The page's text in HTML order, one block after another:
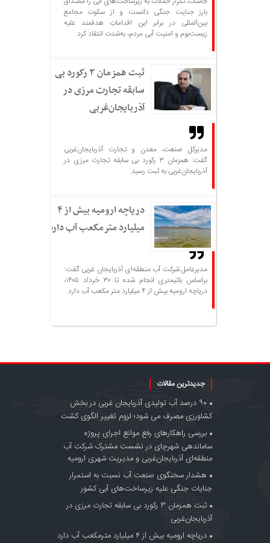
بارز جنایت جنگی دانست و از سکوت مجامع
بین‌المللی در برابر این اقداماتِ هدفمند علیه
زیست‌بوم و امنیت آبی مردم، به‌شدت انتقاد کرد.
ثبت همزمان ۳ رکورد بی
سابقه تجارت مرزی در
آذربایجان‌غربی
مدیرکل صنعت، معدن و تجارت آذربایجان‌غربی
گفت: همزمان ۳ رکورد بی سابقه تجارت مرزی در
آذربایجان‌غربی به ثبت رسید.
دریاچه ارومیه بیش از ۴
میلیارد مترمکعب آب دارد
مدیرعامل شرکت آب منطقه‌ای آذربایجان غربی گفت:
براساس باتیمتری انجام شده تا ۳۰ خرداد ۱۴۰۵،
دریاچه ارومیه بیش از ۴ میلیارد متر مکعب آب دارد.
جدیدترین مقالات
۹۰ درصد آب تولیدی آذربایجان غربی در بخش
کشاورزی مصرف می شود؛ لزوم تغییر الگوی کشت
بررسی راهکارهای رفع موانع اجرای پروژه
ساماندهی شهرچای در نشست مشترک شرکت آب
منطقه‌ای آذربایجان‌غربی و مدیریت شهری ارومیه
هشدار سخنگوی صنعت آب نسبت به استمرار
جنایات جنگی علیه زیرساخت‌های آبی کشور
ثبت همزمان ۳ رکورد بی سابقه تجارت مرزی در
آذربایجان‌غربی
دریاچه ارومیه بیش از ۴ میلیارد مترمکعب آب دارد